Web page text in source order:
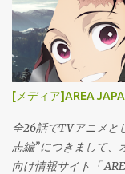
インの画を作る)が必
ット毎の課題・問題
そこで各種3Dツール
し、別の分野の素養…
コンポジットや2Dド
プローチ、更にはプ
等から生まれる映像
ず、総じて、を言葉
た方が良い」という
奥守吉行・登場シー
ントラストが、輝度
ます。特に、未対策
近いカラーのエリア
ってしまうのですね
す。その為ufotable
「シーンの光量を抑
段階でハーディング
います。 そして勿論
[メディア]AREA
全26話でTVアニメと
志編”につきまして、
向け情報サイト「